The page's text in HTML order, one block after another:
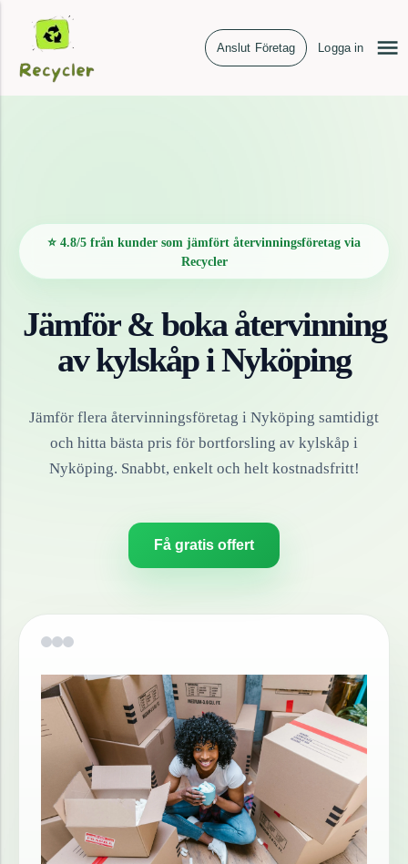
Anslut Företag Logga in
⭐ 4.8/5 från kunder som jämfört återvinningsföretag via
Recycler
Jämför & boka återvinning
avkylskåpiNyköping
Jämför flera återvinningsföretag i Nyköping samtidigt
och hitta bästa pris för bortforsling av kylskåp i
Nyköping. Snabbt, enkelt och helt kostnadsfritt!
Få gratis offert